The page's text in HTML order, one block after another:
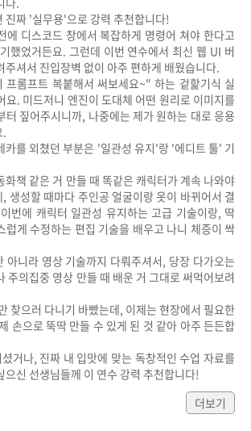
진짜 '실무용'으로 강력 추천합니다!
에 디스코드 창에서 복잡하게 명령어 쳐야 한다고
했었거든요. 그런데 이번 연수에서 최신 웹 UI 버
주셔서 진입장벽 없이 아주 편하게 배웠습니다.
프롬프트 복붙해서 써보세요~" 하는 겉핥기식 실
요. 미드저니 엔진이 도대체 어떤 원리로 이미지를
터 짚어주시니까, 나중에는 제가 원하는 대로 응용
.
카를 외쳤던 부분은 '일관성 유지'랑 '에디트 툴' 기
화책 같은 거 만들 때 똑같은 캐릭터가 계속 나와야
생성할 때마다 주인공 얼굴이랑 옷이 바뀌어서 결
번에 캐릭터 일관성 유지하는 고급 기술이랑, 딱
럽게 수정하는 편집 기술을 배우고 나니 체증이 싹
아니라 영상 기술까지 다뤄주셔서, 당장 다가오는
주의집중 영상 만들 때 배운 거 그대로 써먹어보려
찾으러 다니기 바빴는데, 이제는 현장에서 필요한
손으로 뚝딱 만들 수 있게 된 것 같아 아주 든든합
거나, 진짜 내 입맛에 맞는 독창적인 수업 자료를
으신 선생님들께 이 연수 강력 추천합니다!
더보기